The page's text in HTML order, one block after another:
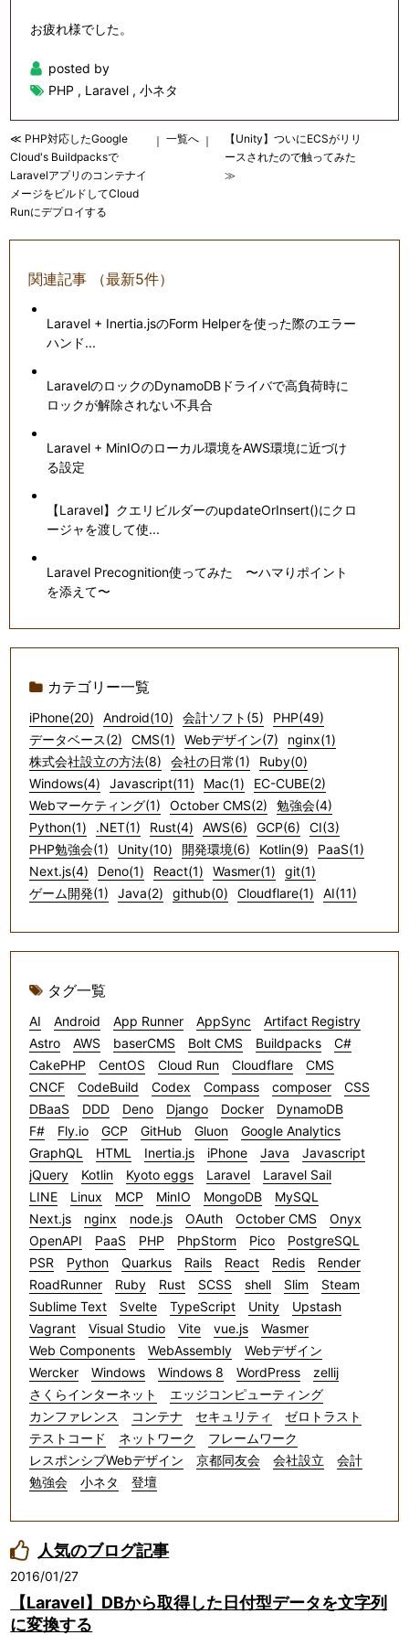
お疲れ様でした。
posted by
PHP , Laravel, 小ネタ
≪ PHP対応したGoogle
Cloud's Buildpacksで
Laravelアプリのコンテナイ
メージをビルドしてCloud
Runにデプロイする
｜一覧へ ｜
【Unity】ついにECSがリリ
ースされたので触ってみた
≫
関連記事 （最新5件）
Laravel + Inertia.jsのForm Helperを使った際のエラー
ハンド...
LaravelのロックのDynamoDBドライバで高負荷時に
ロックが解除されない不具合
Laravel + MinIOのローカル環境をAWS環境に近づけ
る設定
【Laravel】クエリビルダーのupdateOrInsert()にクロ
ージャを渡して使...
Laravel Precognition使ってみた 〜ハマりポイント
を添えて〜
カテゴリー一覧
iPhone(20) Android(10) 会計ソフト(5)
PHP(49)
データベース(2)
CMS(1) Webデザイン(7)
nginx(1)
株式会社設立の方法(8)
会社の日常(1)
Ruby(0)
Windows(4)
Javascript(11) Mac(1)
EC-CUBE(2)
Webマーケティング(1)
October CMS(2)
勉強会(4)
Python(1)
.NET(1) Rust(4) AWS(6) GCP(6)
CI(3)
PHP勉強会(1)
Unity(10) 開発環境(6) Kotlin(9)
PaaS(1)
Next.js(4)
Deno(1) React(1) Wasmer(1)
git(1)
ゲーム開発(1)
Java(2) github(0) Cloudflare(1) AI(11)
タグ一覧
AI Android App Runner AppSync
Artifact Registry
Astro
AWS baserCMS Bolt CMS Buildpacks
C#
CakePHP
CentOS Cloud Run Cloudflare
CMS
CNCF
CodeBuild Codex Compass composer
CSS
DBaaS
DDD Deno Django Docker
DynamoDB
F#
Fly.io GCP GitHub Gluon
Google Analytics
GraphQL
HTML Inertia.js iPhone Java
Javascript
jQuery
Kotlin Kyoto eggs Laravel
Laravel Sail
LINE
Linux MCP MinIO MongoDB
MySQL
Next.js
nginx node.js OAuth October CMS
Onyx
OpenAPI
PaaS PHP PhpStorm Pico
PostgreSQL
PSR
Python Quarkus Rails React Redis
Render
RoadRunner
Ruby Rust SCSS shell Slim
Steam
Sublime Text
Svelte TypeScript Unity
Upstash
Vagrant
Visual Studio Vite vue.js
Wasmer
Web Components
WebAssembly
Webデザイン
Wercker
Windows Windows 8 WordPress
zellij
さくらインターネット
エッジコンピューティング
カンファレンス
コンテナ セキュリティ
ゼロトラスト
テストコード
ネットワーク
フレームワーク
レスポンシブWebデザイン
京都同友会 会社設立
会計
勉強会
小ネタ 登壇
人気のブログ記事
2016/01/27
【Laravel】DBから取得した日付型データを文字列
に変換する